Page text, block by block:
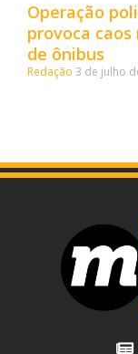
Operação
provoca
de ônibus
Redação 3 de julho